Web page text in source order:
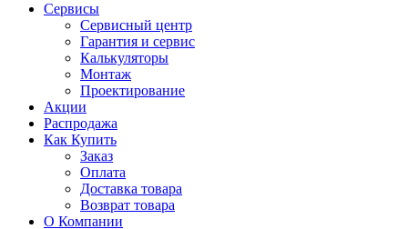
Сервисы
Сервисный центр
Гарантия и сервис
Калькуляторы
Монтаж
Проектирование
Акции
Распродажа
Как Купить
Заказ
Оплата
Доставка товара
Возврат товара
О Компании